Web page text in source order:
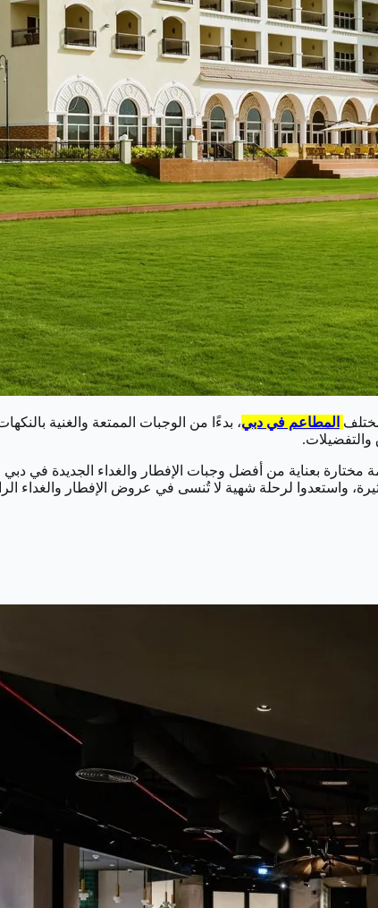
المطاعم في دبي، بدءًا من الوجبات الممتعة والغنية
والتفضيلات.
واستعدوا لرحلة شهية لا تُنسى في عروض الإفطار والغداء